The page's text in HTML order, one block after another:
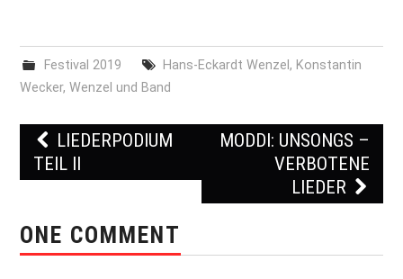
Festival 2019 Hans-Eckardt Wenzel , Konstantin
Wecker,Wenzel und Band
Post navigation
LIEDERPODIUM
TEIL II
MODDI: UNSONGS –
VERBOTENE
LIEDER
ONE COMMENT